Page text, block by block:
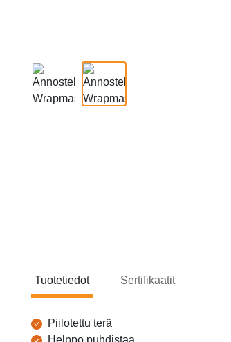
Tuotetiedot Sertifikaatit
Piilotettu terä